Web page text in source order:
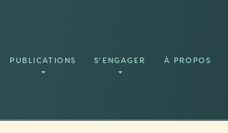
PUBLICATIONS S'ENGAGER À PROPOS